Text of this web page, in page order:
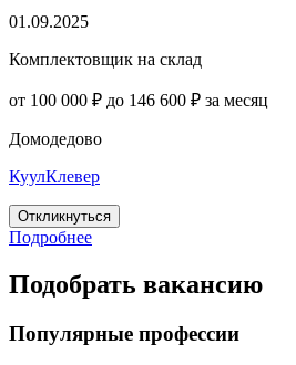
01.09.2025
Комплектовщик на склад
от 100 000 ₽ до 146 600 ₽ за месяц
Домодедово
КуулКлевер
Откликнуться
Подробнее
Подобрать вакансию
Популярные профессии